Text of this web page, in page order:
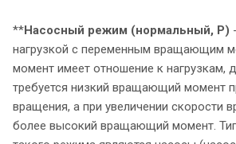
**Насосный режим (нормальный, P)
нагрузкой с переменным вращающим
момент имеет отношение к нагрузкам,
требуется низкий вращающий момент
вращения, а при увеличении скорости
более высокий вращающий момент.